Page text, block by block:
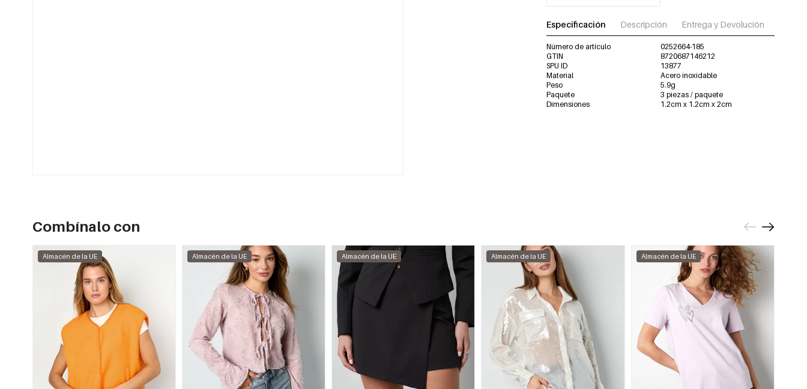
Especificación Descripción Entrega y Devolución
Número de artículo
0252664-185
GTIN
8720687146212
SPU ID
13877
Material
Acero inoxidable
Peso
5.9g
Paquete
3 piezas / paquete
Dimensiones
1.2cm x 1.2cm x 2cm
Combínalo con
Almacén de la UE Almacén de la UE Almacén de la UE Almacén de la UE Almacén de la UE